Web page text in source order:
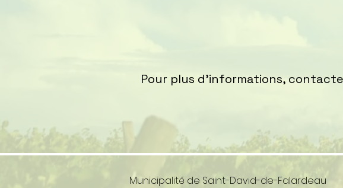
Pour plus d'informations,
Municipalité de Saint-David-de-Falardeau